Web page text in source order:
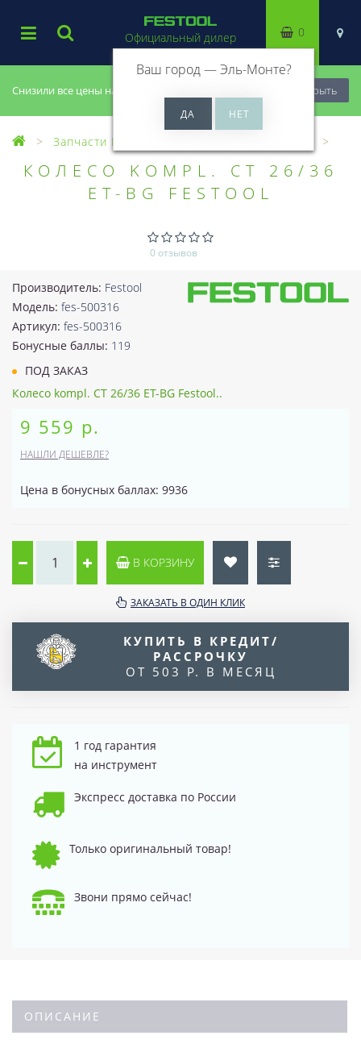
Снизили все цены на 20%, успей купить! Закрыть
Официальный дилер
Ваш город —Эль-Монте?
0
Запчасти Festool
КОЛЕСО KOMPL. CT 26/36
ET-BG FESTOOL
0 отзывов
Производитель: Festool
Модель: fes-500316
Артикул: fes-500316
Бонусные баллы: 119
ПОД ЗАКАЗ
Колесо kompl. CT 26/36 ET-BG Festool..
9 559 р.
НАШЛИ ДЕШЕВЛЕ?
Цена в бонусных баллах: 9936
В КОРЗИНУ
ЗАКАЗАТЬ В ОДИН КЛИК
КУПИТЬ В КРЕДИТ/
РАССРОЧКУ
ОТ 503 Р. В МЕСЯЦ
1 год гарантия
на инструмент
Экспресс доставка по России
Только оригинальный товар!
Звони прямо сейчас!
ОПИСАНИЕ